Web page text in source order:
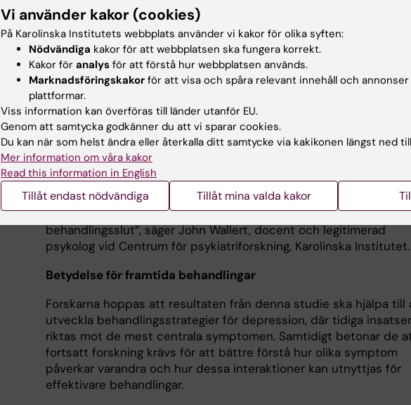
Docent John Wallert. Foto: Sara
Lindstedt
angränsande symptom, så hoppas
kunna utveckla mer effektiva
behandlingar. I tidigare forskning har analyserna ofta begränsats till
symptom mätta vid ett och samma tillfälle, vilket förhindrar
slutsatser om hur förändringar i ett symptom föregår förändring i
andra symptom.
”Genom att använda data som samlats in över tid, tillsammans
moderna analysmetoder för att undersöka orsak-verkan
icke-experimentell studiedesign, ger fynden visst stöd för att
förändringar i specifika symptom kan ha en varierande grad av
påverkan både på andra symptom och generell depressionsnivå
behandlingsslut”, säger John Wallert, docent och legitimerad
psykolog vid Centrum för psykiatriforskning, Karolinska Institutet.
Betydelse för framtida behandlingar
Forskarna hoppas att resultaten från denna studie ska hjälpa till
utveckla behandlingsstrategier för depression, där tidiga insatser
riktas mot de mest centrala symptomen. Samtidigt betonar de
fortsatt forskning krävs för att bättre förstå hur olika symptom
påverkar varandra och hur dessa interaktioner kan utnyttjas för
effektivare behandlingar.
Vi använder kakor (cookies)
På Karolinska Institutets webbplats använder vi kakor för olika syften:
Nödvändiga kakor för att webbplatsen ska fungera korrekt.
Kakor för analys för att förstå hur webbplatsen används.
Marknadsföringskakor för att visa och spåra relevant innehåll och
plattformar.
Viss information kan överföras till länder utanför EU.
Genom att samtycka godkänner du att vi sparar cookies.
Du kan när som helst ändra eller återkalla ditt samtycke via kakikonen längst ned
Mer information om våra kakor
Read this information in English
Tillåt endast nödvändiga Tillåt mina valda kakor